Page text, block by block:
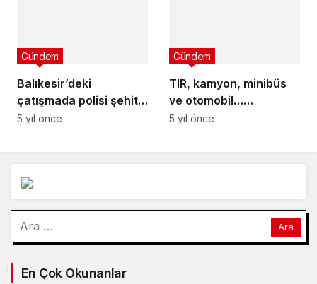
Balıkesir’deki
çatışmada polisi şehit
eden şüpheli yakalandı
Gündem
5 yıl önce
TIR, kamyon, minibüs
ve otomobil…
Isparta’da feci kaza!
Gündem
5 yıl önce
En Çok Okunanlar